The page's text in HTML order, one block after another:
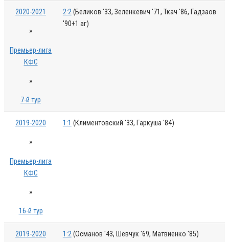
2020-2021
»
Премьер-лига
КФС
»
7-й тур
2:2(Беликов '33, Зеленкевич '71, Ткач '86, Гадзаов
'90+1 аг)
2019-2020
»
Премьер-лига
КФС
»
16-й тур
1:1 (Климентовский '33, Гаркуша '84)
2019-2020 1:2(Османов '43, Шевчук '69, Матвиенко '85)